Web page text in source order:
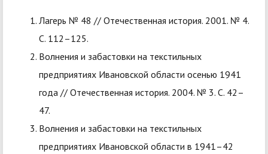
Лагерь № 48 // Отечественная история. 2001. № 4.
С. 112–125.
Волнения и забастовки на текстильных
предприятиях Ивановской области осенью 1941
года // Отечественная история. 2004. № 3. С. 42–
47.
Волнения и забастовки на текстильных
предприятиях Ивановской области в 1941–42